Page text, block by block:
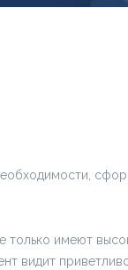
имеют
видит